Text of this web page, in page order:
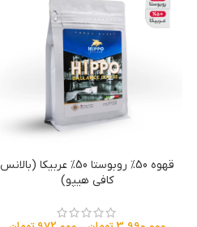
قهوه 50% روبوستا 50% عربیکا (بالانس
کافی هیپو)